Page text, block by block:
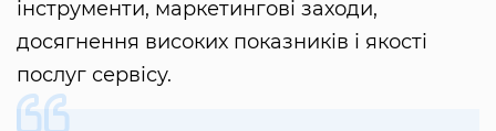
інструменти, маркетингові заходи,
досягнення високих показників і якості
послуг сервісу.